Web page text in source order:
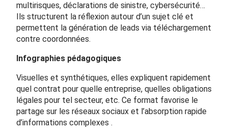
multirisques, déclarations de sinistre, cybersécurité…
Ils structurent la réflexion autour d’un sujet clé et
permettent la génération de leads via téléchargement
contre coordonnées.
Infographies pédagogiques
Visuelles et synthétiques, elles expliquent rapidement
quel contrat pour quelle entreprise, quelles obligations
légales pour tel secteur, etc. Ce format favorise le
partage sur les réseaux sociaux et l’absorption rapide
d’informations complexes .